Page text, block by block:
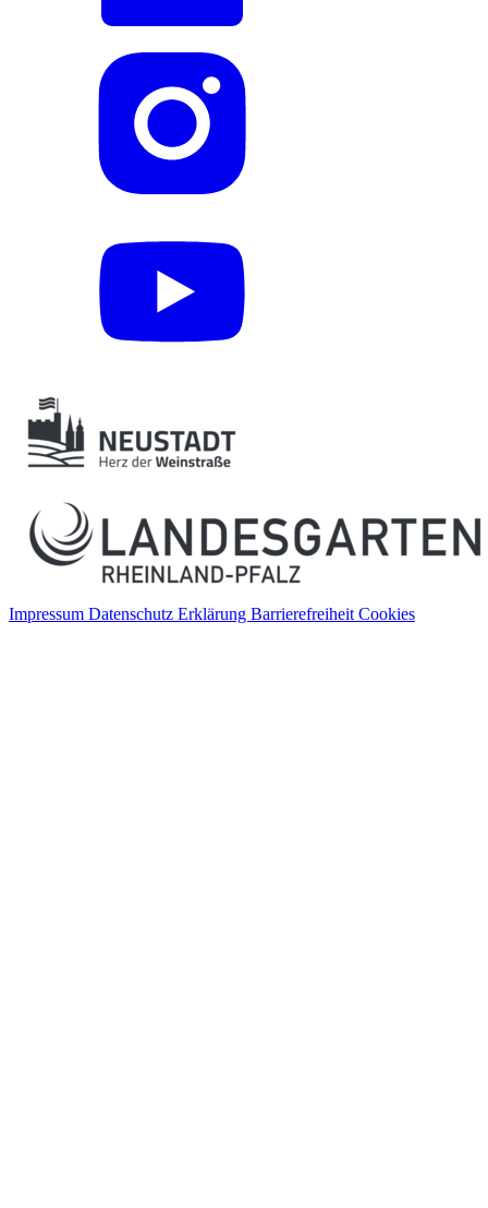
Impressum Datenschutz Erklärung Barrierefreiheit Cookies